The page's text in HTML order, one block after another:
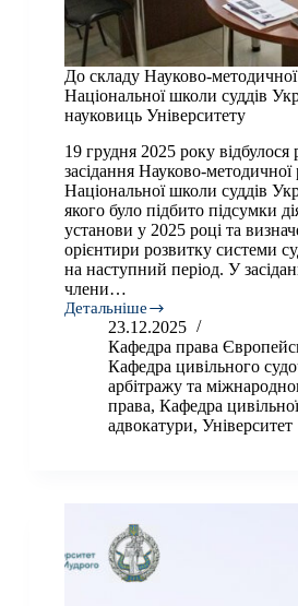
До складу Науково-
Національної школи суддів
науковиць Університету
19 грудня 2025 року
засідання Науково-методичної
Національної школи суддів
якого було підбито підсумки
установи у 2025 році та
орієнтири розвитку системи
на наступний період. У
члени…
Детальніше
До
складу
Науково-
методичної
Національної
Університету
23.12.2025
Кафедра права
Кафедра цивільного
арбітражу та
права, Кафедра
адвокатури, Університет